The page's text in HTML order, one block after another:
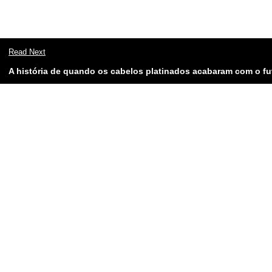
Read Next
A história de quando os cabelos platinados acabaram com o